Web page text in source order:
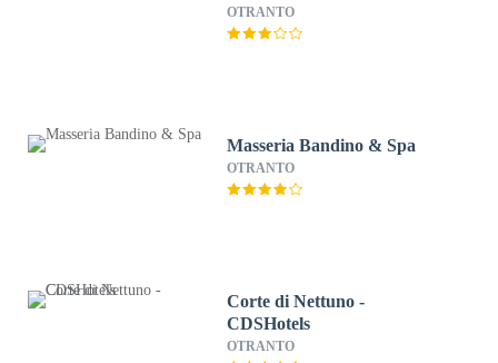
OTRANTO
Masseria Bandino & Spa
OTRANTO
Corte di Nettuno -
CDSHotels
OTRANTO